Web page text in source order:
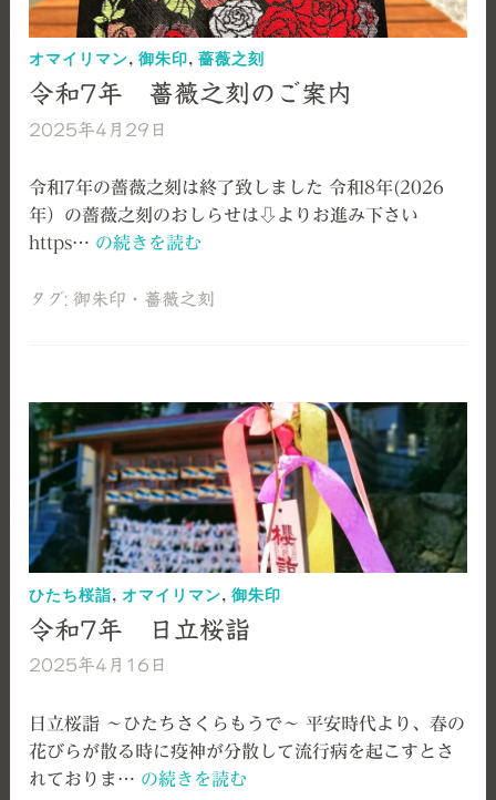
の
お
し
ら
せ
オマイリマン ,御朱印 ,薔薇之刻
令和7年 薔薇之刻のご案内
2025年4月29日
社
令和7年の薔薇之刻は終了致しました 令和8年(2026
年）の薔薇之刻のおしらせは⇩よりお進み下さい
https… 令
7
之
刻
の
ご
案
内
の続きを読む
タグ:御朱印 ・ 薔薇之刻
ひたち桜詣 オマイリマン ,御朱印
令和7年 日立桜詣
2025年4月16日
社
日立桜詣 ～ひたちさくらもうで～ 平安時代より、春の
花びらが散る時に疫神が分散して流行病を起こすとさ
れておりま… 令
の続きを読む